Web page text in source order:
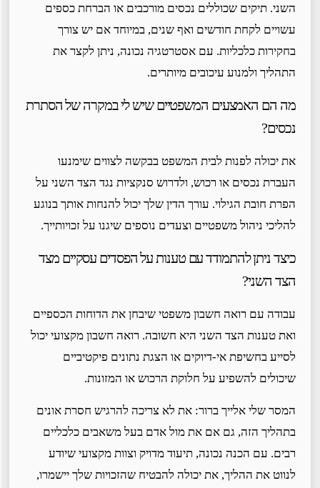
השני. תיקים שכוללים נכסים מורכבים או הברחת כספים
עשויים לקחת חודשים ואף שנים, במיוחד אם יש צורך
בחקירות כלכליות. עם אסטרטגיה נכונה, ניתן לקצר את
התהליך ולמנוע עיכובים מיותרים.
מה הם האמצעים המשפטיים שיש לי במקרה של הסתרת
נכסים?
את יכולה לפנות לבית המשפט בבקשה לצווים שימנעו
העברת נכסים או רכוש, ולדרוש סנקציות נגד הצד השני על
הפרת חובת הגילוי. עורך הדין שלך יכול להנחות אותך בנוגע
להליכי ניהול משפטיים וצעדים נוספים שיגנו על זכויותייך.
כיצד ניתן להתמודד עם טענות על הפסדים עסקיים מצד
הצד השני?
עבודה עם רואה חשבון משפטי שיבחן את הדוחות הכספיים
ואת טענות הצד השני היא חשובה. רואה חשבון מקצועי יכול
לסייע בחשיפת אי-דיוקים או הצגת נתונים פיקטיביים
שיכולים להשפיע על חלוקת הרכוש או המזונות.
המסר שלי אלייך ברור: את לא צריכה להרגיש חסרת אונים
בתהליך הזה, גם אם את מול אדם בעל משאבים כלכליים
רבים. עם הכנה נכונה, תיעוד מדויק וצוות מקצועי שיודע
לנווט את ההליך, את יכולה להבטיח שהזכויות שלך יישמרו,